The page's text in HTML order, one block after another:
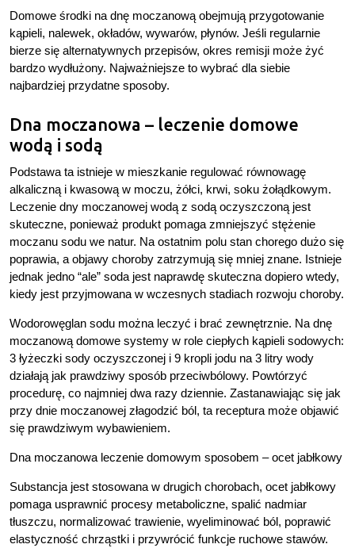
Domowe środki na dnę moczanową obejmują przygotowanie
kąpieli, nalewek, okładów, wywarów, płynów. Jeśli regularnie
bierze się alternatywnych przepisów, okres remisji może żyć
bardzo wydłużony. Najważniejsze to wybrać dla siebie
najbardziej przydatne sposoby.
Dna moczanowa – leczenie domowe
wodą i sodą
Podstawa ta istnieje w mieszkanie regulować równowagę
alkaliczną i kwasową w moczu, żółci, krwi, soku żołądkowym.
Leczenie dny moczanowej wodą z sodą oczyszczoną jest
skuteczne, ponieważ produkt pomaga zmniejszyć stężenie
moczanu sodu we natur. Na ostatnim polu stan chorego dużo się
poprawia, a objawy choroby zatrzymują się mniej znane. Istnieje
jednak jedno “ale” soda jest naprawdę skuteczna dopiero wtedy,
kiedy jest przyjmowana w wczesnych stadiach rozwoju choroby.
Wodorowęglan sodu można leczyć i brać zewnętrznie. Na dnę
moczanową domowe systemy w role ciepłych kąpieli sodowych:
3 łyżeczki sody oczyszczonej i 9 kropli jodu na 3 litry wody
działają jak prawdziwy sposób przeciwbólowy. Powtórzyć
procedurę, co najmniej dwa razy dziennie. Zastanawiając się jak
przy dnie moczanowej złagodzić ból, ta receptura może objawić
się prawdziwym wybawieniem.
Dna moczanowa leczenie domowym sposobem – ocet jabłkowy
Substancja jest stosowana w drugich chorobach, ocet jabłkowy
pomaga usprawnić procesy metaboliczne, spalić nadmiar
tłuszczu, normalizować trawienie, wyeliminować ból, poprawić
elastyczność chrząstki i przywrócić funkcje ruchowe stawów.